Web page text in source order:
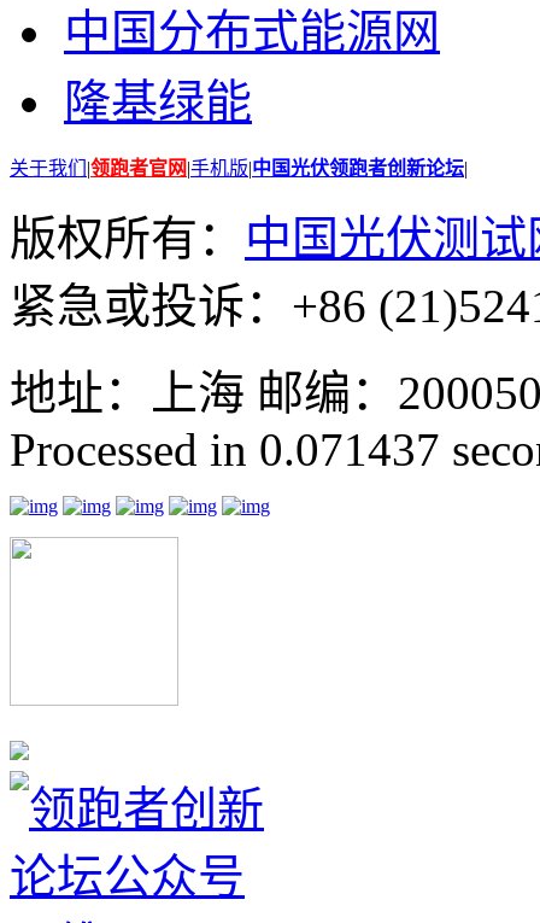
中国分布式能源网
隆基绿能
关于我们 |领跑者官网|手机版|中国光伏领跑者创新论坛|
版权所有： 中国光伏测试
紧急或投诉：+86
地址：上海 邮编：
Processed in 0.071437